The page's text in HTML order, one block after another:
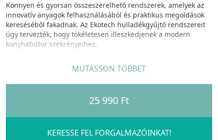
Könnyen és gyorsan összeszerelhető rendszerek, amelyek az
innovatív anyagok felhasználásából és praktikus megoldások
kereséséből fakadnak. Az Ekotech hulladékgyűjtő rendszereit
úgy tervezték, hogy tökéletesen illeszkedjenek a modern
konyhabútor szekrényeihez.
JAZZ család egyedi tulajdonságok:
Fiókba szerelhető hulladékgyűjtő rendszer, szelektív
könnyen kivehetőakármosogatógépben is mosható
MUTASSON TÖBBET
25 990 Ft
KERESSE FEL FORGALMAZÓINKAT!